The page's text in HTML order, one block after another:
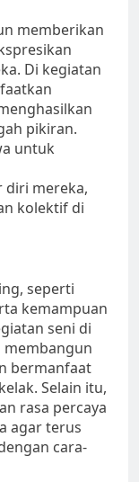
memberikan
Di kegiatan
pikiran.
untuk
diri mereka,
kolektif di
seperti
kemampuan
seni di
membangun
bermanfaat
Selain itu,
rasa percaya
agar terus
cara-